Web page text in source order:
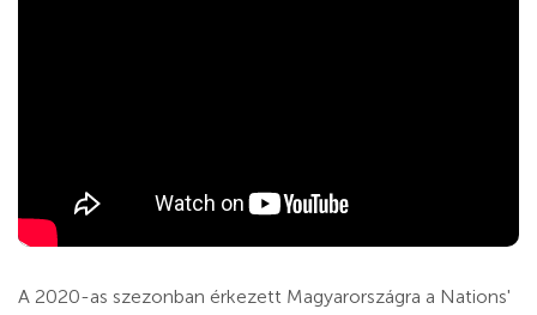
A 2020-as szezonban érkezett Magyarországra a Nations'